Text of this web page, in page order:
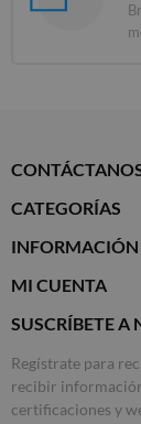
CATEGORÍAS
INFORMACIÓN
MI CUENTA
SUSCRÍBETE A
Regístrate para
recibir
certificaciones y